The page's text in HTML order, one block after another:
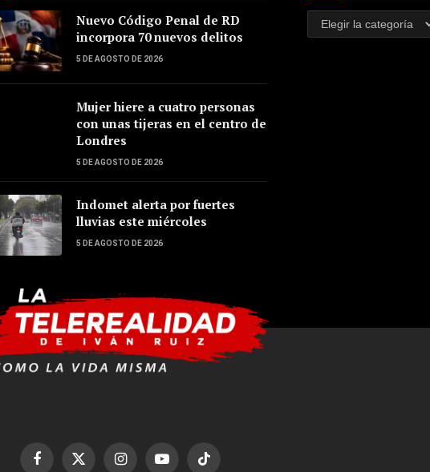
Nuevo Código Penal de RD
incorpora 70 nuevos delitos
5 DE AGOSTO DE 2026
Mujer hiere a cuatro personas
con unas tijeras en el centro de
Londres
5 DE AGOSTO DE 2026
Indomet alerta por fuertes
lluvias este miércoles
5 DE AGOSTO DE 2026
Categorías
FacebookX InstagramYouTubeTikTok